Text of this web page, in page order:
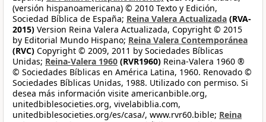
(versión hispanoamericana) © 2010 Texto y Edición,
Sociedad Bíblica de España; Reina Valera Actualizada (RVA-
2015) Version Reina Valera Actualizada, Copyright © 2015
by Editorial Mundo Hispano; Reina Valera Contemporánea
(RVC) Copyright © 2009, 2011 by Sociedades Bíblicas
Unidas; Reina-Valera 1960 (RVR1960) Reina-Valera 1960 ®
© Sociedades Bíblicas en América Latina, 1960. Renovado ©
Sociedades Bíblicas Unidas, 1988. Utilizado con permiso. Si
desea más información visite americanbible.org,
unitedbiblesocieties.org, vivelabiblia.com,
unitedbiblesocieties.org/es/casa/, www.rvr60.bible; Reina